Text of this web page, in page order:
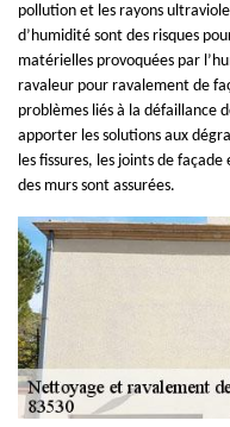
pollution et les rayons
d’humidité sont des risques
matérielles provoquées par
ravaleur pour ravalement de
problèmes liés à la défaillance
apporter les solutions aux
les fissures, les joints de
des murs sont assurées.